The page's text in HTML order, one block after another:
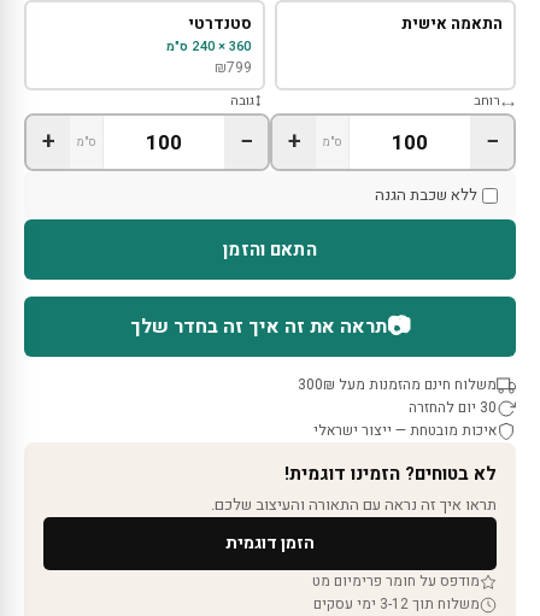
התאמה אישית סטנדרטי
360 × 240 ס"מ
₪799
רוחב
− ס"מ +
גובה
− ס"מ +
ללא שכבת הגנה
התאם והזמן
📷תראה את זה איך זה בחדר שלך
משלוח חינם מהזמנות מעל 300₪
30 יום להחזרה
איכות מובטחת — ייצור ישראלי
לא בטוחים? הזמינו דוגמית!
תראו איך זה נראה עם התאורה והעיצוב שלכם.
הזמן דוגמית
מודפס על חומר פרימיום מט
משלוח תוך 3-12 ימי עסקים